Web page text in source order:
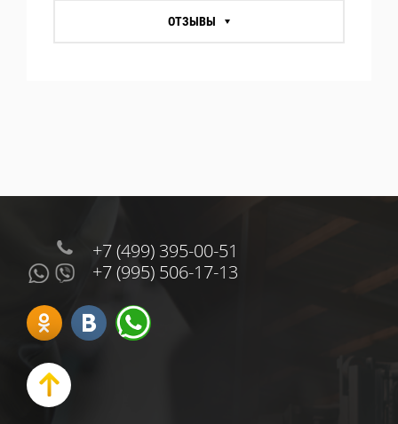
ОТЗЫВЫ
+7 (499) 395-00-51
+7 (995) 506-17-13